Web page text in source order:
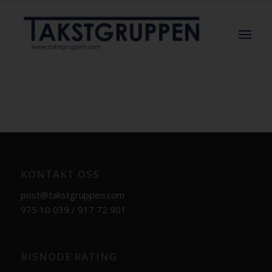
post@takstgruppen.com
975 10 039 / 917 72 901